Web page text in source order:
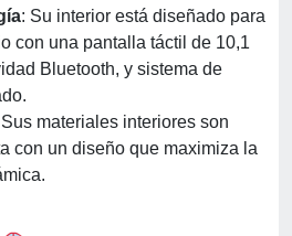
: Su interior está diseñado para
con una pantalla táctil de 10,1
Bluetooth, y sistema de
Sus materiales interiores son
con un diseño que maximiza la